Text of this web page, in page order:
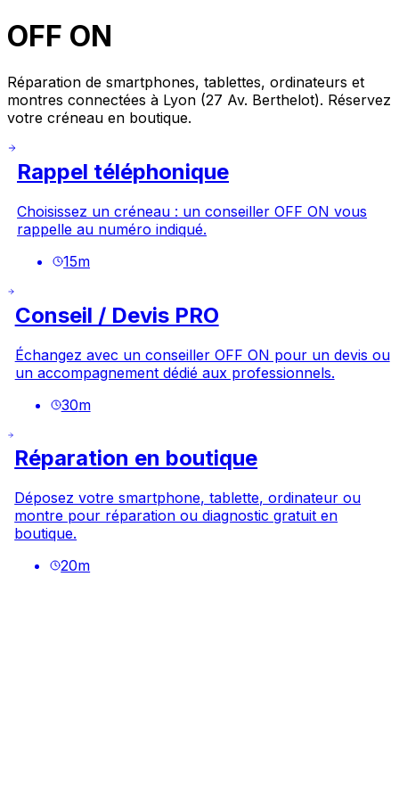
OFF ON
Réparation de smartphones, tablettes, ordinateurs et
montres connectées à Lyon (27 Av. Berthelot). Réservez
votre créneau en boutique.
Rappel téléphonique
Choisissez un créneau : un conseiller OFF ON vous
rappelle au numéro indiqué.
15m
Conseil / Devis PRO
Échangez avec un conseiller OFF ON pour un devis ou
un accompagnement dédié aux professionnels.
30m
Réparation en boutique
Déposez votre smartphone, tablette, ordinateur ou
montre pour réparation ou diagnostic gratuit en
boutique.
20m